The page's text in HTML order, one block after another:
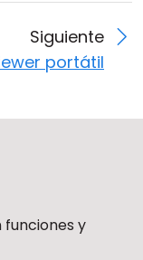
Siguiente
portátil
y